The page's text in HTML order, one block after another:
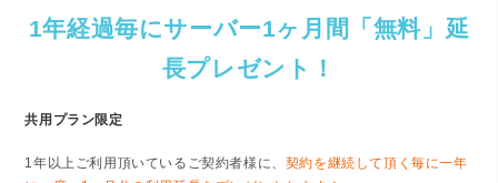
1年経過毎にサーバー1ヶ月間「無料」延
長プレゼント！
共用プラン限定
1年以上ご利用頂いているご契約者様に、 契約を継続して頂く毎に一年